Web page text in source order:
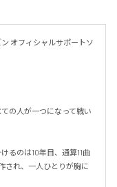
オフィシャルサポートソ
の人が一つになって戦い
るのは10年目、通算11曲
され、一人ひとりが胸に